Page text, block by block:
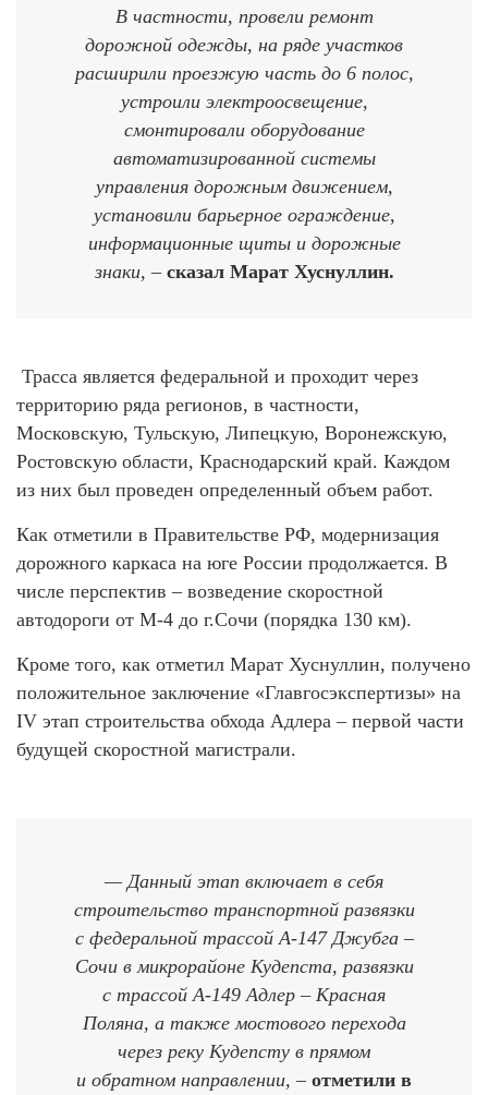
В частности, провели ремонт
дорожной одежды, на ряде участков
расширили проезжую часть до 6 полос,
устроили электроосвещение,
смонтировали оборудование
автоматизированной системы
управления дорожным движением,
установили барьерное ограждение,
информационные щиты и дорожные
знаки, – сказал Марат Хуснуллин.
Трасса является федеральной и проходит через
территорию ряда регионов, в частности,
Московскую, Тульскую, Липецкую, Воронежскую,
Ростовскую области, Краснодарский край. Каждом
из них был проведен определенный объем работ.
Как отметили в Правительстве РФ, модернизация
дорожного каркаса на юге России продолжается. В
числе перспектив – возведение скоростной
автодороги от М-4 до г.Сочи (порядка 130 км).
Кроме того, как отметил Марат Хуснуллин, получено
положительное заключение «Главгосэкспертизы» на
IV этап строительства обхода Адлера – первой части
будущей скоростной магистрали.
— Данный этап включает в себя
строительство транспортной развязки
с федеральной трассой А-147 Джубга –
Сочи в микрорайоне Кудепста, развязки
с трассой А-149 Адлер – Красная
Поляна, а также мостового перехода
через реку Кудепсту в прямом
и обратном направлении, – отметили в